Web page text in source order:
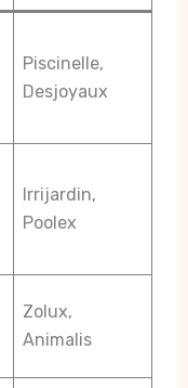
Piscinelle,
Desjoyaux
Irrijardin,
Poolex
Zolux,
Animalis